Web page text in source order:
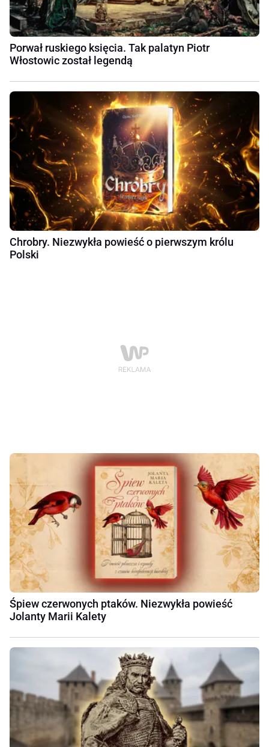
Porwał ruskiego księcia. Tak palatyn Piotr
Włostowic został legendą
Chrobry. Niezwykła powieść o pierwszym królu
Polski
Śpiew czerwonych ptaków. Niezwykła powieść
Jolanty Marii Kalety